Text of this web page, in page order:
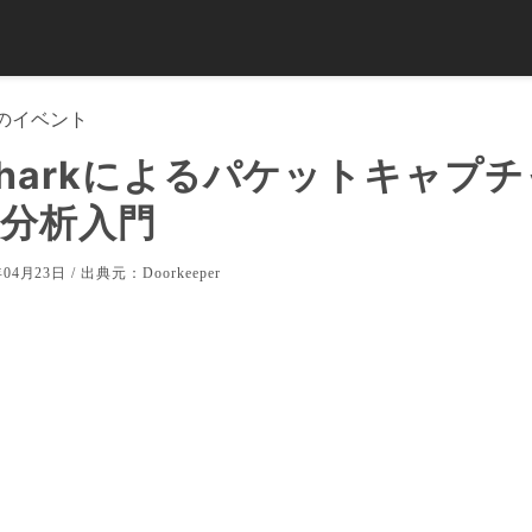
イベント
によるパケットキャプ
析入門
月23日 / 出典元：Doorkeeper